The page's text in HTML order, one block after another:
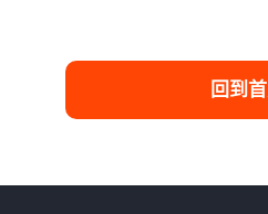
回到